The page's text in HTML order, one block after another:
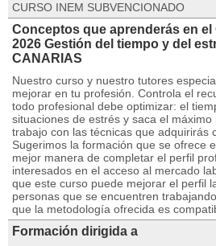
CURSO INEM SUBVENCIONADO
Conceptos que aprenderás en el
2026 Gestión del tiempo y del
CANARIAS
Nuestro curso y nuestro tutores
mejorar en tu profesión. Controla el
todo profesional debe optimizar: el
situaciones de estrés y saca el
trabajo con las técnicas que adquirirás
Sugerimos la formación que se ofrece
mejor manera de completar el perfil
interesados en el acceso al mercado
que este curso puede mejorar el perfil
personas que se encuentren
que la metodología ofrecida es
Formación dirigida a